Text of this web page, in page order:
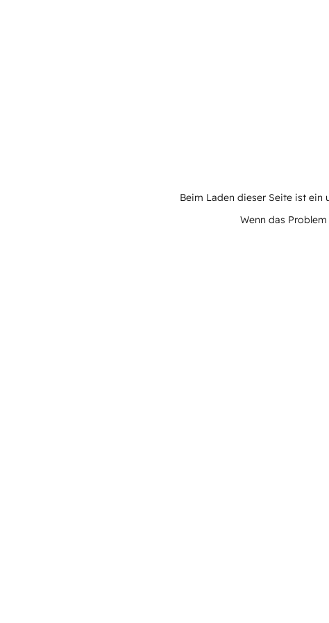
Beim Laden dieser Seite ist ein
Wenn das